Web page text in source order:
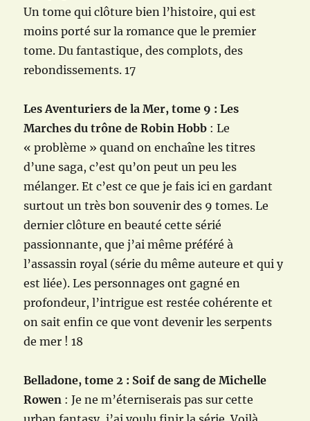
Un tome qui clôture bien l’histoire, qui est
moins porté sur la romance que le premier
tome. Du fantastique, des complots, des
rebondissements. 17
Les Aventuriers de la Mer, tome 9 : Les
Marches du trône de Robin Hobb : Le
« problème » quand on enchaîne les titres
d’une saga, c’est qu’on peut un peu les
mélanger. Et c’est ce que je fais ici en gardant
surtout un très bon souvenir des 9 tomes. Le
dernier clôture en beauté cette sérié
passionnante, que j’ai même préféré à
l’assassin royal (série du même auteure et qui y
est liée). Les personnages ont gagné en
profondeur, l’intrigue est restée cohérente et
on sait enfin ce que vont devenir les serpents
de mer ! 18
Belladone, tome 2 : Soif de sang de Michelle
Rowen : Je ne m’éterniserais pas sur cette